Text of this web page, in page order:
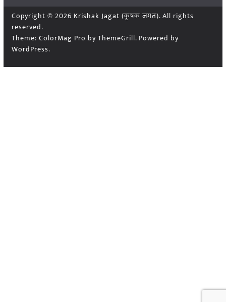
Copyright © 2026 Krishak Jagat (कृषक जगत). All rights
reserved.
Theme: ColorMag Pro by ThemeGrill. Powered by
WordPress.